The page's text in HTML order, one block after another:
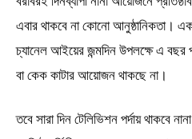
এবার থাকবে না কোনো আনুষ্ঠানিকতা। এক
চ্যানেল আইয়ের জন্মদিন উপলক্ষে এ বছর
বা কেক কাটার আয়োজন থাকছে না।
তবে সারা দিন টেলিভিশন পর্দায় থাকবে